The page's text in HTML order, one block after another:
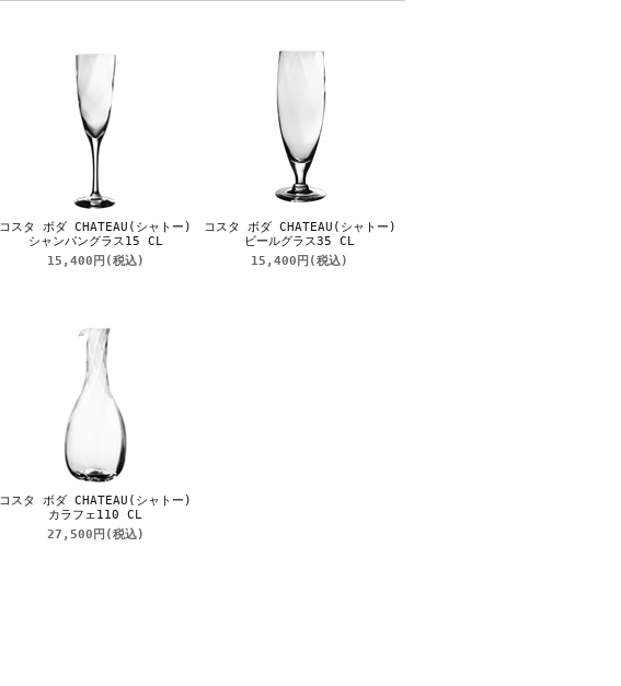
コスタ ボダ CHATEAU(シャトー)
シャンパングラス15 CL
15,400円 (税込)
コスタ ボダ CHATEAU(シャトー)
ビールグラス35 CL
15,400円 (税込)
コスタ ボダ CHATEAU(シャトー)
カラフェ110 CL
27,500円 (税込)